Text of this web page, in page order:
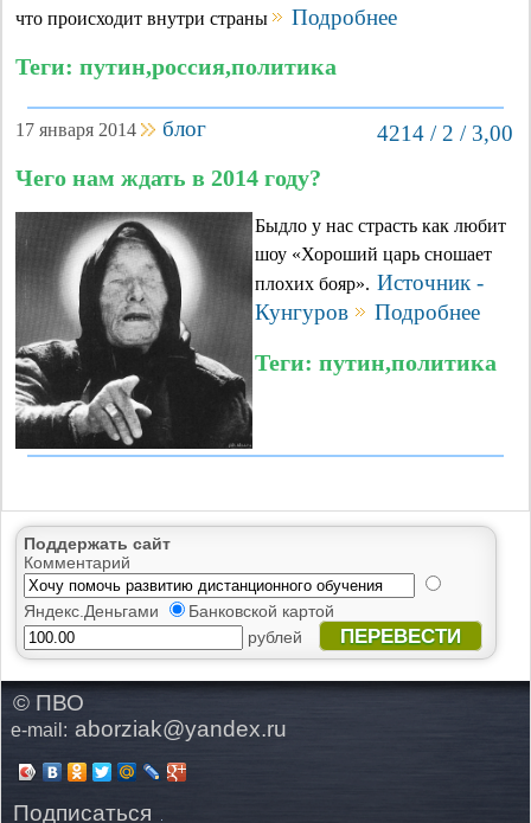
что происходит внутри страны
Подробнее
Теги: путин,россия,политика
17 января 2014 блог 4214 / 2 / 3,00
Чего нам ждать в 2014 году?
Быдло у нас страсть как любит
шоу «Хороший царь сношает
плохих бояр». Источник -
Кунгуров
Подробнее
Теги: путин,политика
Поддержать сайт
Комментарий
Яндекс.Деньгами
Банковской картой
рублей
ПЕРЕВЕСТИ
© ПВО
e-mail: aborziak@yandex.ru
Подписаться